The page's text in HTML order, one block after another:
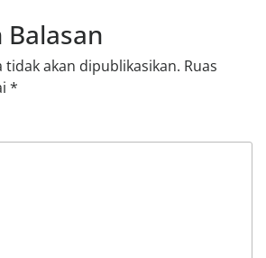
Balasan
tidak akan dipublikasikan. Ruas
*